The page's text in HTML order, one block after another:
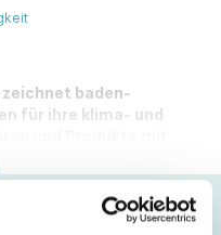
baden-
für ihre klima- und